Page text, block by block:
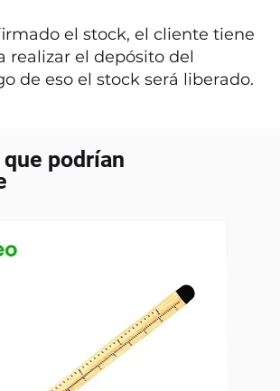
el stock, el cliente tiene
realizar el depósito del
de eso el stock será liberado.
podrían